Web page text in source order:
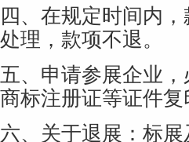
四、在规定时间内
处理，款项不退。
五、申请参展企业
商标注册证等证件复
六、关于退展：标